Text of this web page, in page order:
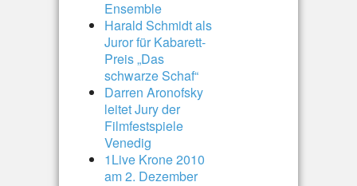
Ensemble
Harald Schmidt als
Juror für Kabarett-
Preis „Das
schwarze Schaf“
Darren Aronofsky
leitet Jury der
Filmfestspiele
Venedig
1Live Krone 2010
am 2. Dezember